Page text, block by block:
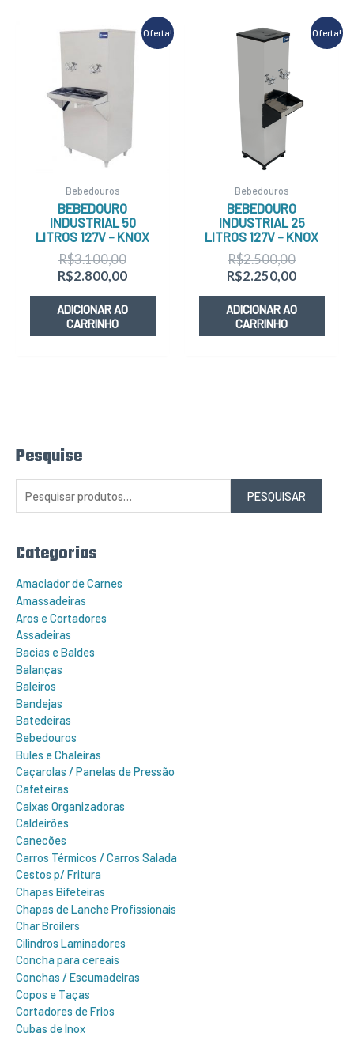
Pesquise
P
e
p
:
PESQUISAR
Categorias
Amaciador de Carnes
Amassadeiras
Aros e Cortadores
Assadeiras
Bacias e Baldes
Balanças
Baleiros
Bandejas
Batedeiras
Bebedouros
Bules e Chaleiras
Caçarolas / Panelas de Pressão
Cafeteiras
Caixas Organizadoras
Caldeirões
Canecões
Carros Térmicos / Carros Salada
Cestos p/ Fritura
Chapas Bifeteiras
Chapas de Lanche Profissionais
Char Broilers
Cilindros Laminadores
Concha para cereais
Conchas / Escumadeiras
Copos e Taças
Cortadores de Frios
Cubas de Inox
Oferta!
Bebedouros
BEBEDOURO
INDUSTRIAL 50
LITROS 127V – KNOX
R$3.100,00
O
preço
R$3.100,00.
R$2.800,00
O
preço
R$2.800,00.
ADICIONAR AO
CARRINHO
Oferta!
Bebedouros
BEBEDOURO
INDUSTRIAL 25
LITROS 127V – KNOX
R$2.500,00
preço
R$2.250,00
preço
ADICIONAR AO
CARRINHO